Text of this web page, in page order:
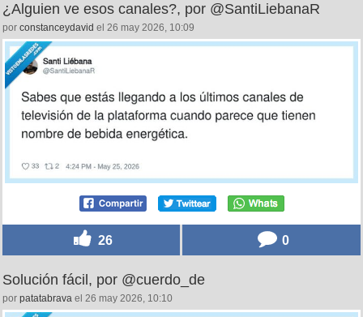
¿Alguien ve esos canales?, por @SantiLiebanaR
por constanceydavid el 26 may 2026, 10:09
26 0
Solución fácil, por @cuerdo_de
por patatabrava el 26 may 2026, 10:10